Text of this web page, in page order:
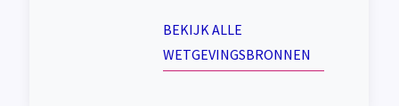
BEKIJK ALLE
WETGEVINGSBRONNEN